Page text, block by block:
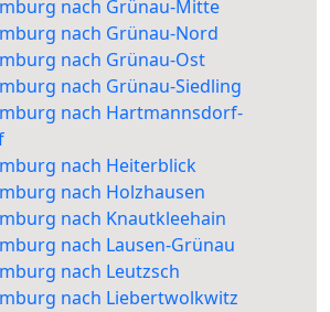
nach Grünau-Mitte
nach Grünau-Nord
nach Grünau-Ost
nach Grünau-Siedling
nach Hartmannsdorf-
nach Heiterblick
nach Holzhausen
nach Knautkleehain
nach Lausen-Grünau
nach Leutzsch
nach Liebertwolkwitz